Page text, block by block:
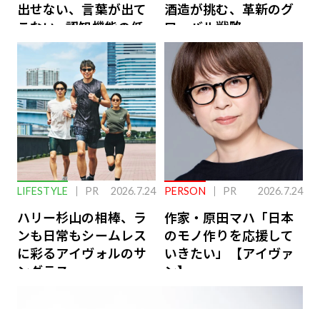
出せない、言葉が出て
こない…認知機能の低
下を救う、脳のインナ
ーケアとは
酒造が挑む、革新のグ
ローバル戦略
LIFESTYLE PR 2026.7.24
ハリー杉山の相棒、ラ
ンも日常もシームレス
に彩るアイヴォルのサ
ングラス
PERSON PR 2026.7.24
作家・原田マハ「日本
のモノ作りを応援して
いきたい」【アイヴァ
ン】